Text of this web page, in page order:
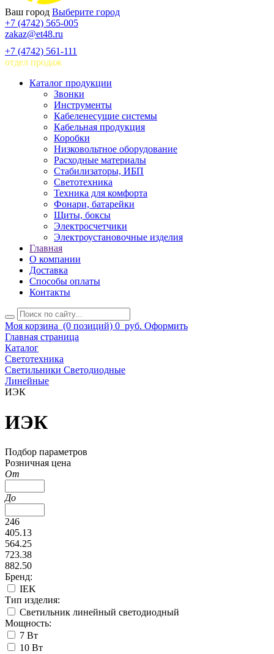
Ваш город Выберите город
+7 (4742) 565-005
zakaz@et48.ru
+7 (4742) 561-111
отдел продаж
Каталог продукции
Звонки
Инструменты
Кабеленесущие системы
Кабельная продукция
Коробки
Низковольтное оборудование
Расходные материалы
Стабилизаторы, ИБП
Светотехника
Техника для комфорта
Фонари, батарейки
Щиты, боксы
Электросчетчики
Электроустановочные изделия
Главная
О компании
Доставка
Способы оплаты
Контакты
Моя корзина (0 позиций) 0 руб. Оформить
Главная страница
Каталог
Светотехника
Светильники Светодиодные
Линейные
ИЭК
ИЭК
Подбор параметров
Розничная цена
От
До
246
405.13
564.25
723.38
882.50
Бренд:
IEK
Тип изделия:
Светильник линейный светодиодный
Мощность:
7 Вт
10 Вт